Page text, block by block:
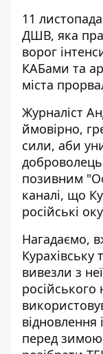
11
ДШВ, яка
ворог
КАБами та
міста
Журналіст
ймовірно,
сили, аби
позивним
каналі, що
російські
Нагадаємо,
Курахівську
вивезли з
перед